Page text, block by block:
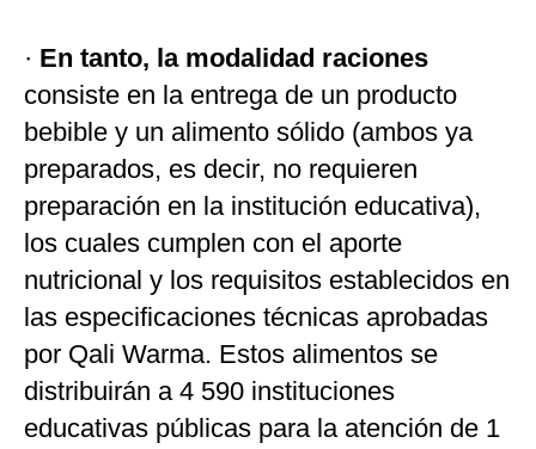
· En tanto, la modalidad raciones
consiste en la entrega de un producto
bebible y un alimento sólido (ambos ya
preparados, es decir, no requieren
preparación en la institución educativa),
los cuales cumplen con el aporte
nutricional y los requisitos establecidos en
las especificaciones técnicas aprobadas
por Qali Warma. Estos alimentos se
distribuirán a 4 590 instituciones
educativas públicas para la atención de 1